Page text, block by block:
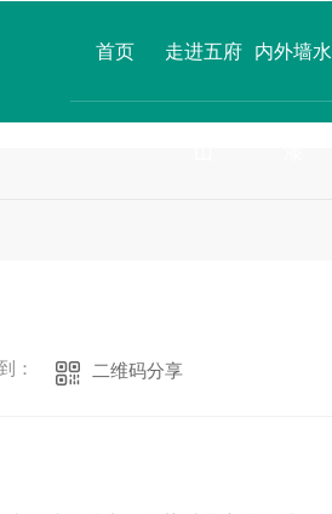
首页 走进五府 内外墙水
： 二维码分享